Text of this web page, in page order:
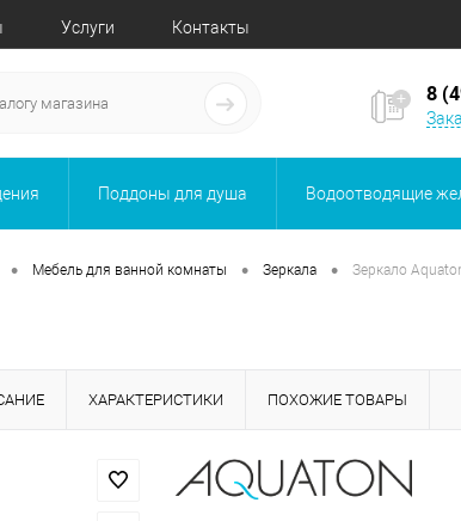
Услуги Контакты
8
Поддоны для душа Водоотводящие
• Мебель для ванной комнаты • Зеркала • Зеркало
ХАРАКТЕРИСТИКИ ПОХОЖИЕ ТОВАРЫ